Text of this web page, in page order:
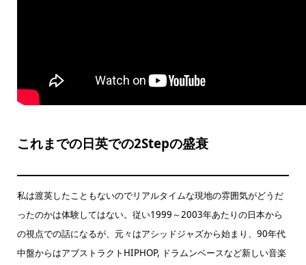
これまでの日英での2Stepの盛衰
私は渡英したこともないのでリアルタイムな現地の雰囲気がどうだ
ったのかは体験してはない。従い1999～2003年あたりの日本から
の視点での話になるが、元々はアシッドジャズから始まり、90年代
中盤からはアブストラクトHIPHOP, ドラムンベースなど新しい音楽